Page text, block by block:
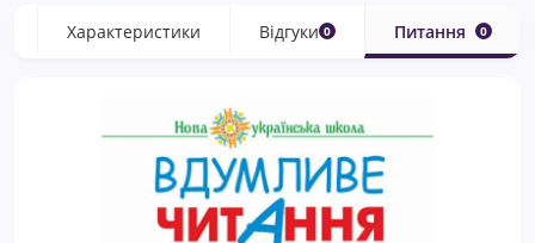
Характеристики Відгуки 0 Питання 0